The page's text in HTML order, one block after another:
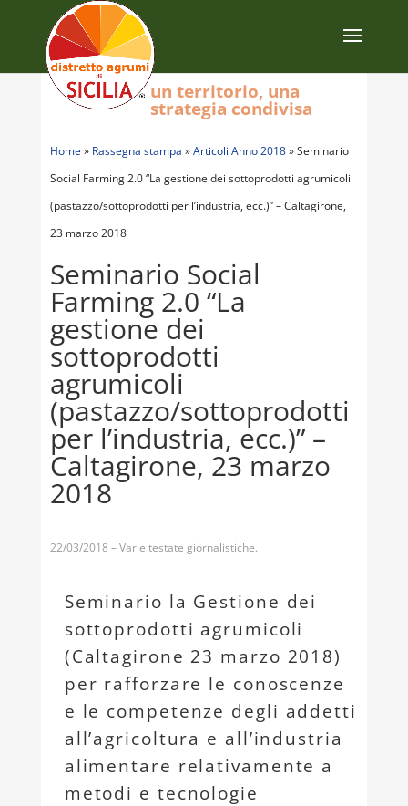
Home » Rassegna stampa »Articoli Anno 2018»Seminario
Social Farming 2.0 “La gestione dei sottoprodotti agrumicoli
(pastazzo/sottoprodotti per l’industria, ecc.)” – Caltagirone,
23 marzo 2018
Seminario Social
Farming 2.0 “La
gestione dei
sottoprodotti
agrumicoli
(pastazzo/sottoprodotti
per l’industria, ecc.)” –
Caltagirone, 23 marzo
2018
22/03/2018 – Varie testate giornalistiche.
Seminario la Gestione dei
sottoprodotti agrumicoli
(Caltagirone 23 marzo 2018)
per rafforzare le conoscenze
e le competenze degli addetti
all’agricoltura e all’industria
alimentare relativamente a
metodi e tecnologie
un territorio, una
strategia condivisa